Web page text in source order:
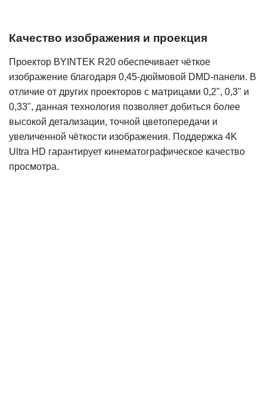
Качество изображения и проекция
Проектор BYINTEK R20 обеспечивает чёткое
изображение благодаря 0,45-дюймовой DMD-панели. В
отличие от других проекторов с матрицами 0,2", 0,3" и
0,33", данная технология позволяет добиться более
высокой детализации, точной цветопередачи и
увеличенной чёткости изображения. Поддержка 4K
Ultra HD гарантирует кинематографическое качество
просмотра.